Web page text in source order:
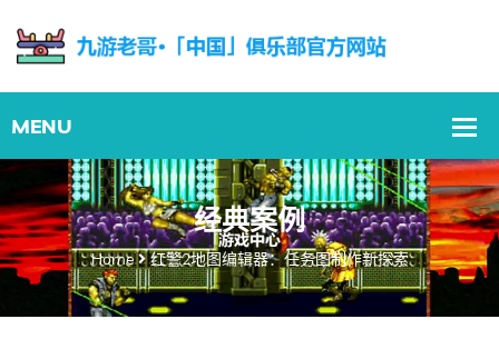
经典案例
Home 红警2地图编辑器：任务图制作新探索